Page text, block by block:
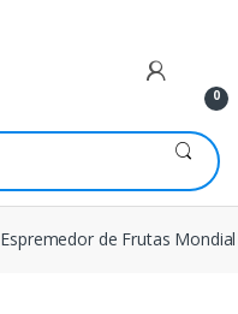
0
Espremedor de Frutas